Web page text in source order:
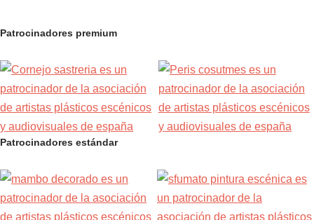
Patrocinadores premium
Patrocinadores estándar